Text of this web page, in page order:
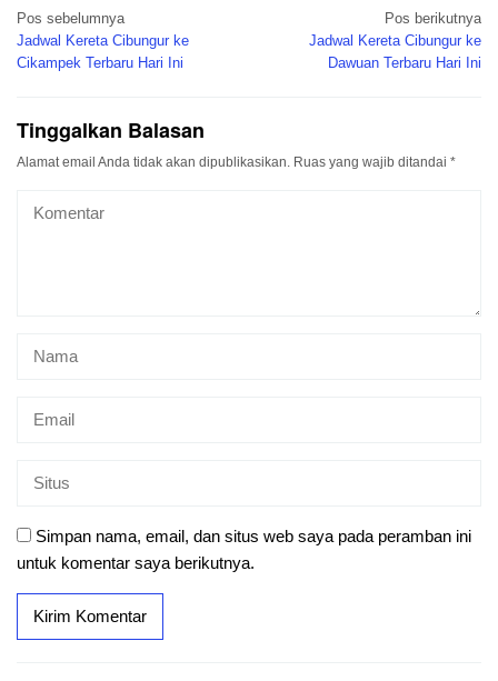
Navigasi
pos
Pos sebelumnya
Jadwal Kereta Cibungur ke
Cikampek Terbaru Hari Ini
Pos berikutnya
Jadwal Kereta Cibungur ke
Dawuan Terbaru Hari Ini
Tinggalkan Balasan
Alamat email Anda tidak akan dipublikasikan. Ruas yang wajib ditandai *
Simpan nama, email, dan situs web saya pada peramban ini
untuk komentar saya berikutnya.